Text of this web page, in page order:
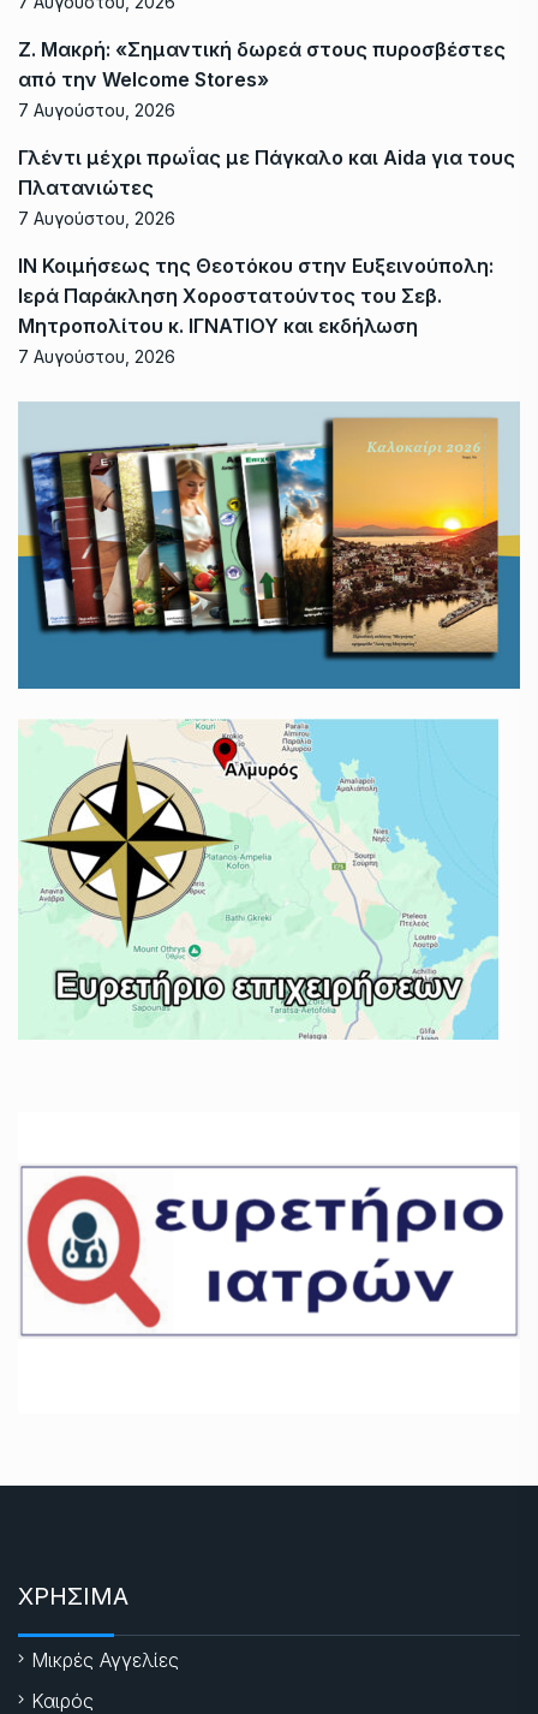
Ζ. Μακρή: «Σημαντική δωρεά στους πυροσβέστες
από την Welcome Stores»
7 Αυγούστου, 2026
Γλέντι μέχρι πρωΐας με Πάγκαλο και Aida για τους
Πλατανιώτες
7 Αυγούστου, 2026
ΙΝ Κοιμήσεως της Θεοτόκου στην Ευξεινούπολη:
Ιερά Παράκληση Χοροστατούντος του Σεβ.
Μητροπολίτου κ. ΙΓΝΑΤΙΟΥ και εκδήλωση
7 Αυγούστου, 2026
ΧΡΗΣΙΜΑ
Μικρές Αγγελίες
Καιρός